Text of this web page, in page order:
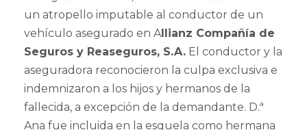
un atropello imputable al conductor de un
vehículo asegurado en Allianz Compañía de
Seguros y Reaseguros, S.A. El conductor y la
aseguradora reconocieron la culpa exclusiva e
indemnizaron a los hijos y hermanos de la
fallecida, a excepción de la demandante. D.ª
Ana fue incluida en la esquela como hermana